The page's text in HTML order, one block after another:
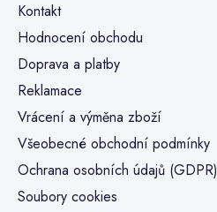
Kontakt
Hodnocení obchodu
Doprava a platby
Reklamace
Vrácení a výměna zboží
Všeobecné obchodní podmínky
Ochrana osobních údajů (GDPR)
Soubory cookies